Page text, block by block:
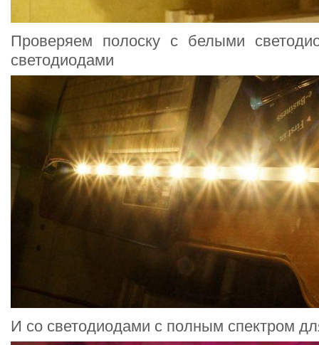
Проверяем полоску с белыми
светодиодами
И со светодиодами с полным спектром